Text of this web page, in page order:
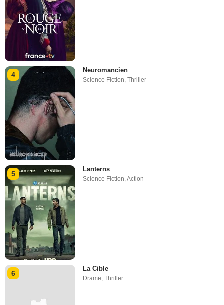
4
Neuromancien
Science Fiction,Thriller
5
Lanterns
Science Fiction,Action
6
La Cible
Drame ,Thriller